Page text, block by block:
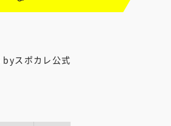
byスポカレ公式